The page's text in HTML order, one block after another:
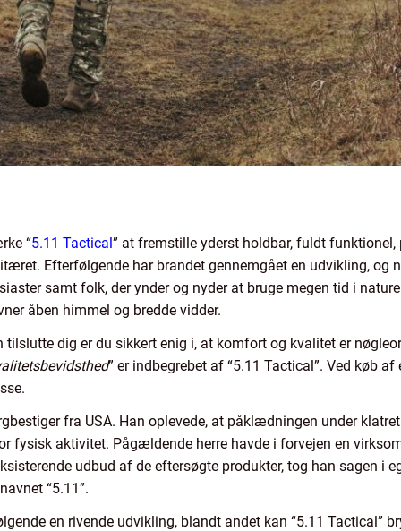
“5.11 Tactical” at fremstille yderst holdbar, fuldt
Efterfølgende har brandet gennemgået en udvikling, og
samt folk, der ynder og nyder at bruge megen tid i
åben himmel og bredde vidder.
dig er du sikkert enig i, at komfort og kvalitet er
” er indbegrebet af “5.11 Tactical”. Ved køb
fra USA. Han oplevede, at påklædningen under
aktivitet. Pågældende herre havde i forvejen en
udbud af de eftersøgte produkter, tog han sagen i
“5.11”.
en rivende udvikling, blandt andet kan “5.11 Tactical”